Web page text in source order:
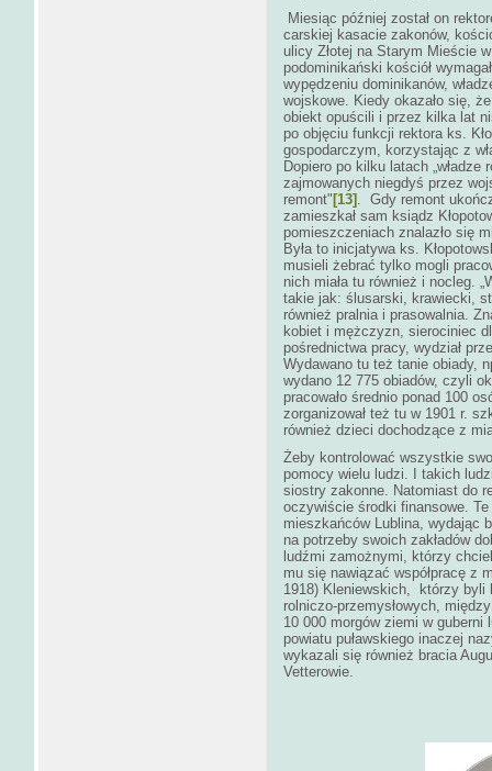
Miesiąc później został on
carskiej kasacie zakonów,
ulicy Złotej na Starym Mieście
podominikański kościół
wypędzeniu dominikanów,
wojskowe. Kiedy okazało się,
obiekt opuścili i przez kilka lat
po objęciu funkcji rektora ks.
gospodarczym, korzystając z
Dopiero po kilku latach
zajmowanych niegdyś przez
remont" [13] . Gdy remont
zamieszkał sam ksiądz
pomieszczeniach znalazło się
Była to inicjatywa ks.
musieli żebrać tylko mogli
nich miała tu również i nocleg.
takie jak: ślusarski, krawiecki,
również pralnia i prasowalnia.
kobiet i mężczyzn, sierociniec
pośrednictwa pracy, wydział
Wydawano tu też tanie obiady,
wydano 12 775 obiadów, czyli
pracowało średnio ponad 100
zorganizował też tu w 1901 r.
również dzieci dochodzące z
Żeby kontrolować wszystkie
pomocy wielu ludzi. I takich
siostry zakonne. Natomiast do
oczywiście środki finansowe.
mieszkańców Lublina, wydając
na potrzeby swoich zakładów
ludźmi zamożnymi, którzy
mu się nawiązać współpracę z
1918) Kleniewskich, którzy byli
rolniczo-przemysłowych,
10 000 morgów ziemi w
powiatu puławskiego inaczej
wykazali się również bracia
Vetterowie.